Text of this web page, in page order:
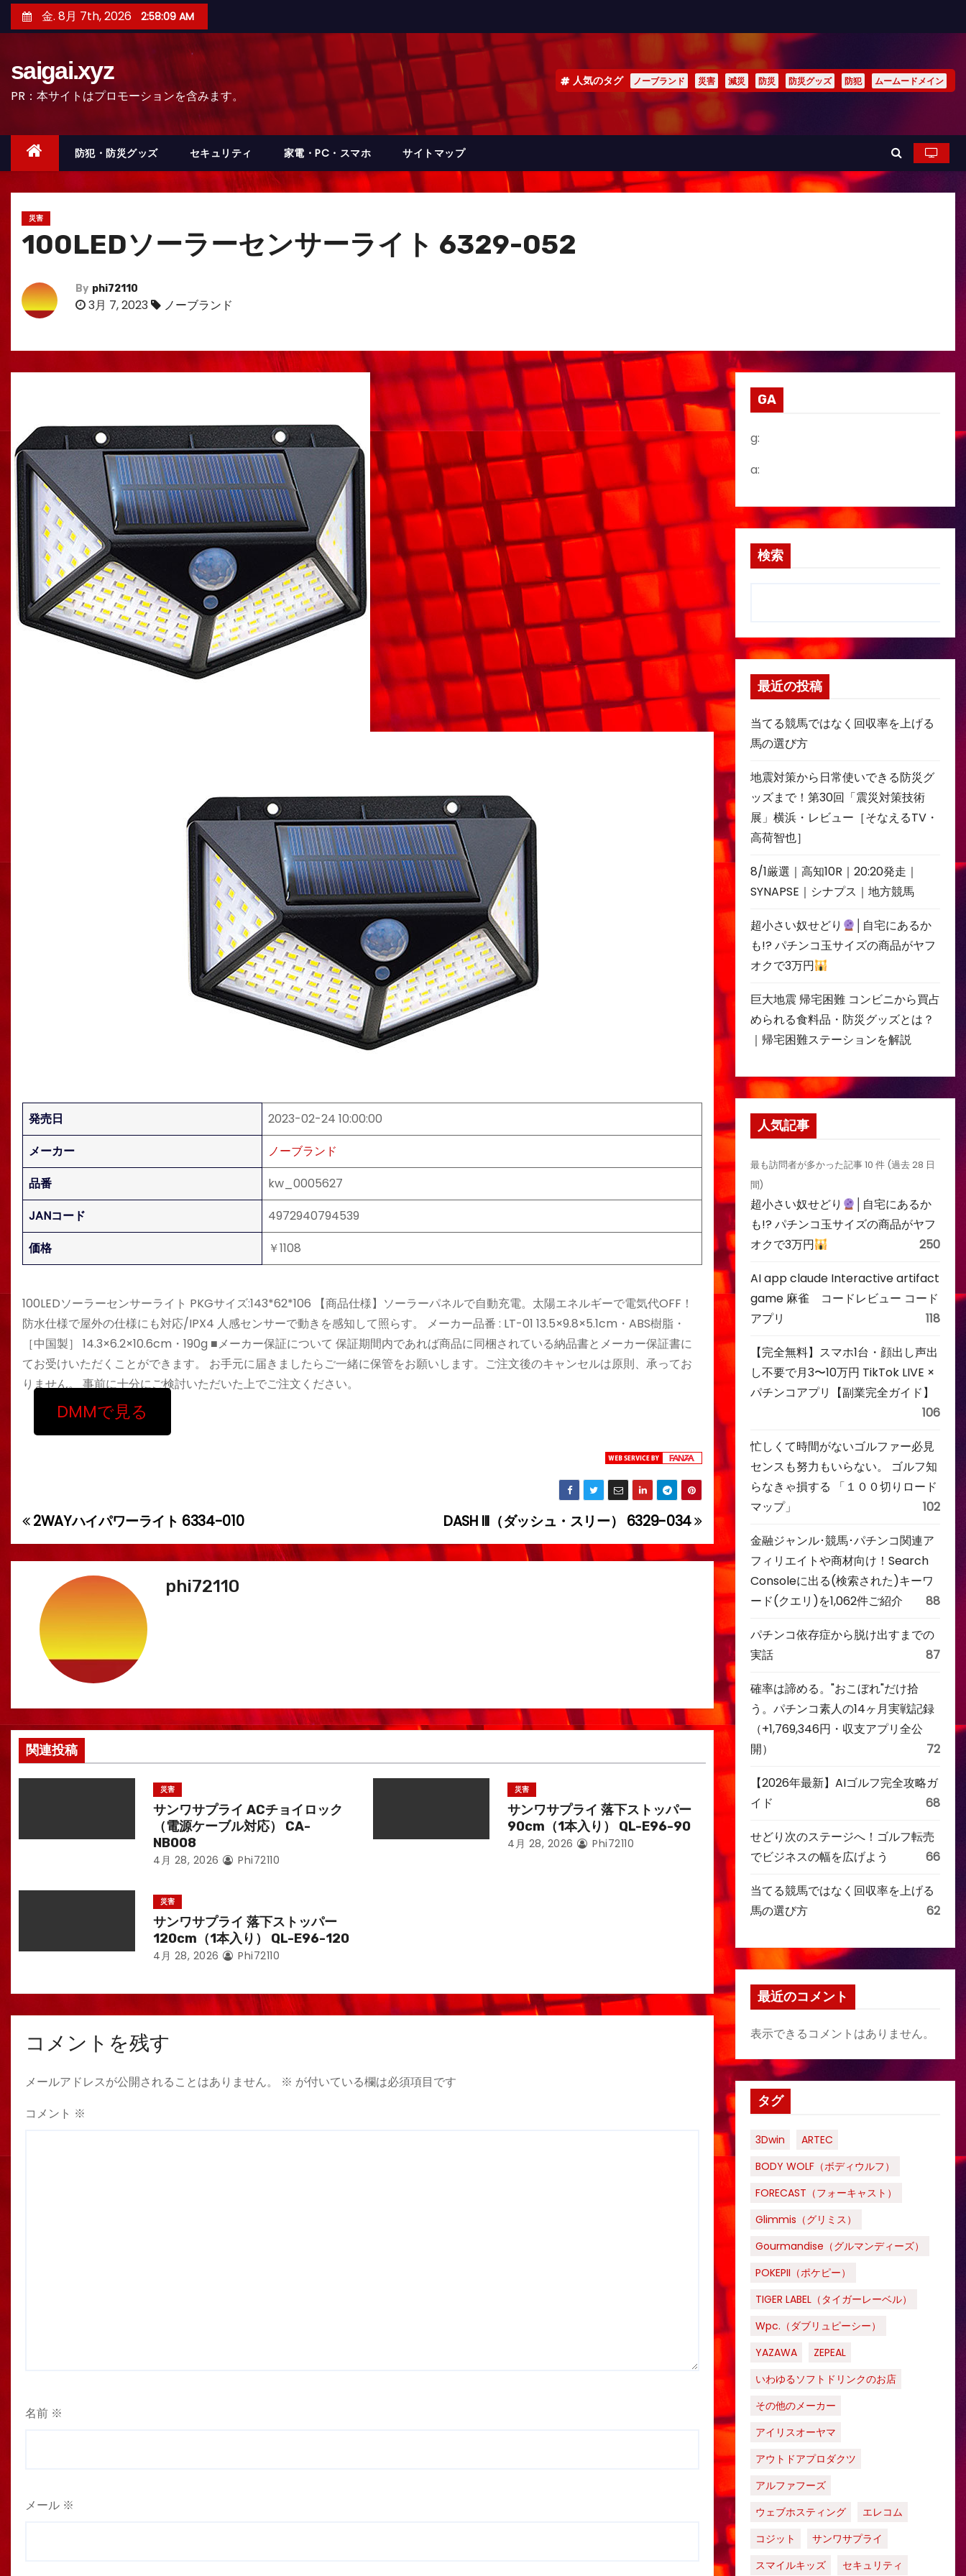
ン
ッ
金. 8月 7th, 2026 2:58:10 AM
saigai.xyz
PR：本サイトはプロモーションを含みます。
人気のタグ ノーブランド 災害 減災 防災 防災グッズ 防犯 ムームードメイン
防犯・防災グッズ セキュリティ 家電・PC・スマホ サイトマップ
災害
100LEDソーラーセンサーライト 6329-052
By phi72110
3月 7, 2023 ノーブランド
発売日
2023-02-24 10:00:00
メーカー
ノーブランド
品番
kw_0005627
JANコード
4972940794539
価格
￥1108
100LEDソーラーセンサーライト PKGサイズ:143*62*106 【商品仕様】ソーラーパネルで自動充電。太陽エネルギーで電気代OFF！
防水仕様で屋外の仕様にも対応/IPX4 人感センサーで動きを感知して照らす。 メーカー品番 : LT-01 13.5×9.8×5.1cm・ABS樹脂・
［中国製］ 14.3×6.2×10.6cm・190g ■メーカー保証について 保証期間内であれば商品に同梱されている納品書とメーカー保証書に
てお受けいただくことができます。 お手元に届きましたらご一緒に保管をお願いします。ご注文後のキャンセルは原則、承ってお
りません。 事前に十分にご検討いただいた上でご注文ください。
DMMで見る
投
稿
ビ
ゲ
シ
ョ
ン
DASH III（ダッシュ・スリー） 6329-034
2WAYハイパワーライト 6334-010
phi72110
関連投稿
災害
サンワサプライ ACチョイロック
（電源ケーブル対応） CA-
NB008
4月 28, 2026 Phi72110
災害
サンワサプライ 落下ストッパー
90cm（1本入り） QL-E96-90
4月 28, 2026 Phi72110
災害
サンワサプライ 落下ストッパー
120cm（1本入り） QL-E96-120
4月 28, 2026 Phi72110
コメントを残す
メールアドレスが公開されることはありません。 ※ が付いている欄は必須項目です
コメント ※
名前 ※
メール ※
GA
g:
a:
検索
最近の投稿
当てる競馬ではなく回収率を上げる
馬の選び方
地震対策から日常使いできる防災グ
ッズまで！第30回「震災対策技術
展」横浜・レビュー［そなえるTV・
高荷智也］
8/1厳選｜高知10R｜20:20発走｜
SYNAPSE｜シナプス｜地方競馬
超小さい奴せどり
│自宅にあるか
も!? パチンコ玉サイズの商品がヤフ
オクで3万円
巨大地震 帰宅困難 コンビニから買占
められる食料品・防災グッズとは？
｜帰宅困難ステーションを解説
人気記事
最も訪問者が多かった記事 10 件 (過去 28 日
間)
超小さい奴せどり
│自宅にあるか
も!? パチンコ玉サイズの商品がヤフ
オクで3万円
250
AI app claude Interactive artifact
game 麻雀 コードレビュー コード
アプリ
118
【完全無料】スマホ1台・顔出し声出
し不要で月3〜10万円 TikTok LIVE ×
パチンコアプリ【副業完全ガイド】
106
忙しくて時間がないゴルファー必見
センスも努力もいらない。 ゴルフ知
らなきゃ損する 「１００切りロード
マップ」
102
金融ジャンル･競馬･パチンコ関連ア
フィリエイトや商材向け！Search
Consoleに出る(検索された)キーワ
ード(クエリ)を1,062件ご紹介
88
パチンコ依存症から脱け出すまでの
実話
87
確率は諦める。"おこぼれ"だけ拾
う。パチンコ素人の14ヶ月実戦記録
（+1,769,346円・収支アプリ全公
開）
72
【2026年最新】AIゴルフ完全攻略ガ
イド
68
せどり次のステージへ！ゴルフ転売
でビジネスの幅を広げよう
66
当てる競馬ではなく回収率を上げる
馬の選び方
62
最近のコメント
表示できるコメントはありません。
タグ
3Dwin
ARTEC
BODY WOLF（ボディウルフ）
FORECAST（フォーキャスト）
Glimmis（グリミス）
Gourmandise（グルマンディーズ）
POKEPII（ポケピー）
TIGER LABEL（タイガーレーベル）
Wpc.（ダブリュピーシー）
YAZAWA
ZEPEAL
いわゆるソフトドリンクのお店
その他のメーカー
アイリスオーヤマ
アウトドアプロダクツ
アルファフーズ
ウェブホスティング
エレコム
コジット
サンワサプライ
スマイルキッズ
セキュリティ